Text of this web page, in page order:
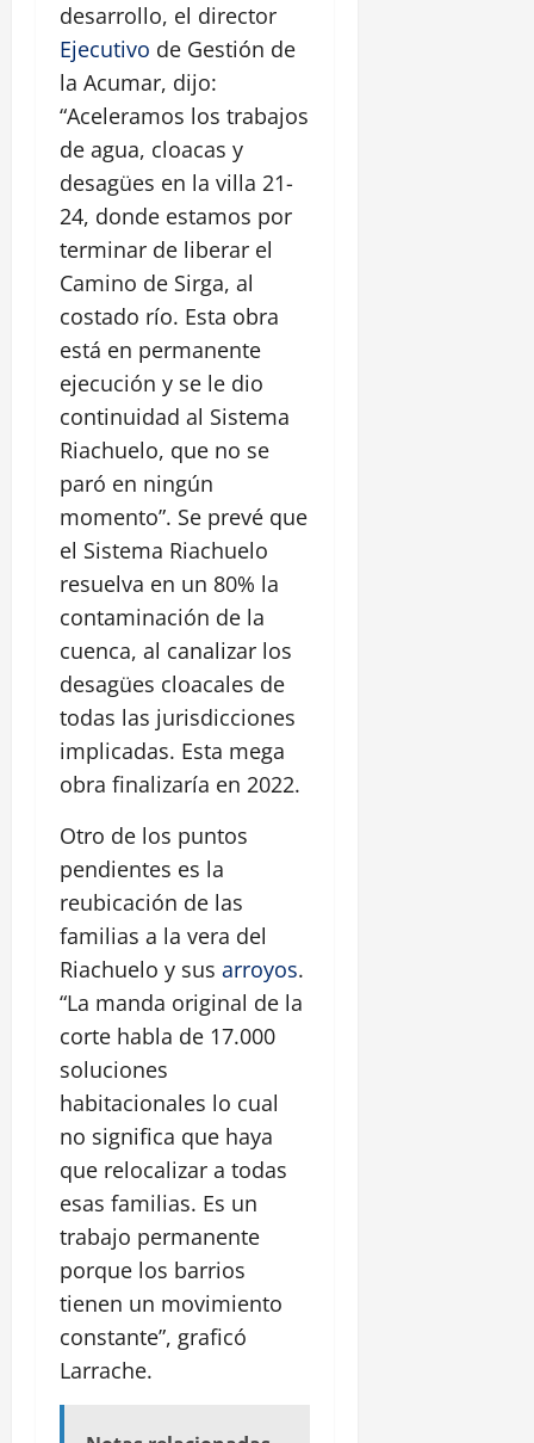
desarrollo, el director
Ejecutivo de Gestión de
la Acumar, dijo:
“Aceleramos los trabajos
de agua, cloacas y
desagües en la villa 21-
24, donde estamos por
terminar de liberar el
Camino de Sirga, al
costado río. Esta obra
está en permanente
ejecución y se le dio
continuidad al Sistema
Riachuelo, que no se
paró en ningún
momento”. Se prevé que
el Sistema Riachuelo
resuelva en un 80% la
contaminación de la
cuenca, al canalizar los
desagües cloacales de
todas las jurisdicciones
implicadas. Esta mega
obra finalizaría en 2022.
Otro de los puntos
pendientes es la
reubicación de las
familias a la vera del
Riachuelo y sus arroyos.
“La manda original de la
corte habla de 17.000
soluciones
habitacionales lo cual
no significa que haya
que relocalizar a todas
esas familias. Es un
trabajo permanente
porque los barrios
tienen un movimiento
constante”, graficó
Larrache.